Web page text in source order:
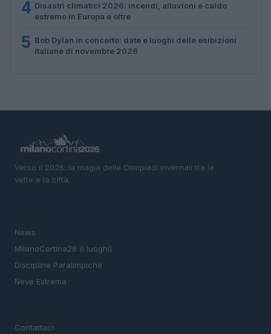
4 Disastri climatici 2026: incendi, alluvioni e caldo
estremo in Europa e oltre
5 Bob Dylan in concerto: date e luoghi delle esibizioni
italiane di novembre 2026
Verso il 2026: la magia delle Olimpiadi invernali tra le
vette e la città.
News
MIlanoCortina26 (i luoghi)
Discipline Paralimpiche
Neve Estrema
Contattaci